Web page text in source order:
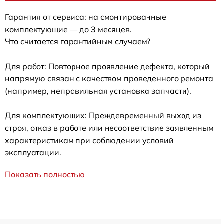
Гарантия от сервиса: на смонтированные
комплектующие — до 3 месяцев.
Что считается гарантийным случаем?
Для работ: Повторное проявление дефекта, который
напрямую связан с качеством проведенного ремонта
(например, неправильная установка запчасти).
Для комплектующих: Преждевременный выход из
строя, отказ в работе или несоответствие заявленным
характеристикам при соблюдении условий
эксплуатации.
Показать полностью